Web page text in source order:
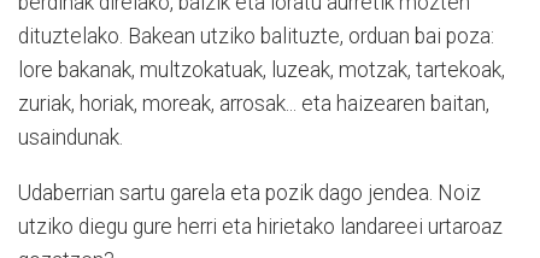
dituztelako. Bakean utziko balituzte, orduan bai poza:
lore bakanak, multzokatuak, luzeak, motzak, tartekoak,
zuriak, horiak, moreak, arrosak... eta haizearen baitan,
usaindunak.
Udaberrian sartu garela eta pozik dago jendea. Noiz
utziko diegu gure herri eta hirietako landareei urtaroaz